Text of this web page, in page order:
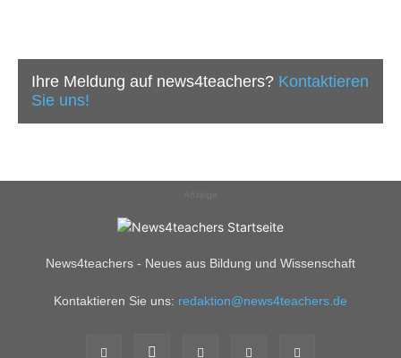
Ihre Meldung auf news4teachers? Kontaktieren
Sie uns!
News4teachers - Neues aus Bildung und Wissenschaft
Kontaktieren Sie uns: redaktion@news4teachers.de